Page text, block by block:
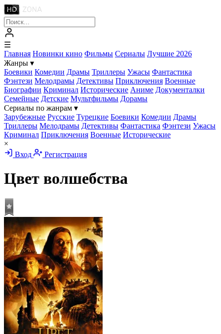
☰
Главная Новинки кино Фильмы Сериалы Лучшие 2026
Жанры ▾
Боевики Комедии Драмы Триллеры Ужасы Фантастика
Фэнтези Мелодрамы Детективы Приключения Военные
Биографии Криминал Исторические Аниме Документалки
Семейные Детские Мультфильмы Дорамы
Сериалы по жанрам ▾
Зарубежные Русские Турецкие Боевики Комедии Драмы
Триллеры Мелодрамы Детективы Фантастика Фэнтези Ужасы
Криминал Приключения Военные Исторические
×
Вход
Регистрация
Цвет волшебства